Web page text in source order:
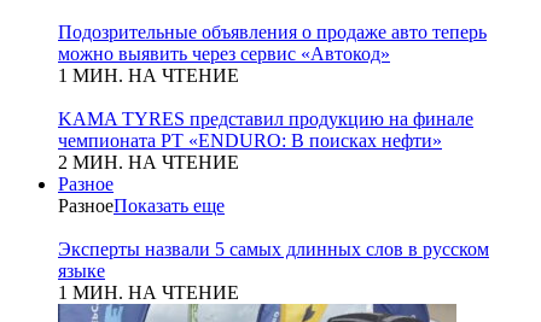
Подозрительные объявления о продаже авто теперь
можно выявить через сервис «Автокод»
1 МИН. НА ЧТЕНИЕ
KAMA TYRES представил продукцию на финале
чемпионата РТ «ENDURO: В поисках нефти»
2 МИН. НА ЧТЕНИЕ
Разное
РазноеПоказать еще
Эксперты назвали 5 самых длинных слов в русском
языке
1 МИН. НА ЧТЕНИЕ